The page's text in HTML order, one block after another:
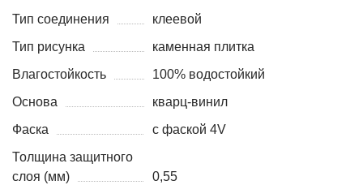
Тип соединения
клеевой
Тип рисунка
каменная плитка
Влагостойкость
100% водостойкий
Основа
кварц-винил
Фаска
с фаской 4V
Толщина защитного
слоя (мм)
0,55